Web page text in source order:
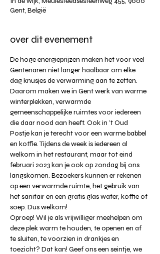
Gent, België
over dit evenement
De hoge energieprijzen maken het voor veel
Gentenaren niet langer haalbaar om elke
dag knusjes de verwarming aan te zetten.
Daarom maken we in Gent werk van warme
winterplekken, verwarmde
gemeenschappelijke ruimtes voor iedereen
die daar nood aan heeft. Ook in ’t Oud
Postje kan je terecht voor een warme babbel
en koffie. Tijdens de week is iedereen al
welkom in het restaurant, maar tot eind
februari 2023 kan je ook op zondag bij ons
langskomen. Bezoekers kunnen er rekenen
op een verwarmde ruimte, het gebruik van
het sanitair en een gratis glas water, koffie of
soep. Dus welkom!
Oproep! Wil je als vrijwilliger meehelpen om
deze plek warm te houden, te openen en af
te sluiten, te voorzien in drankjes en
toezicht? Dat kan! Geef ons een seintje, we